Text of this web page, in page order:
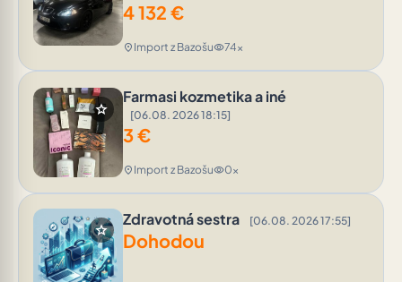
4 132 €
location_on Import z Bazošuvisibility74x
star
Farmasi kozmetika a iné
[06.08. 2026 18:15]
3€
location_on Import z Bazošuvisibility0x
star
Zdravotná sestra [06.08. 2026 17:55]
Dohodou